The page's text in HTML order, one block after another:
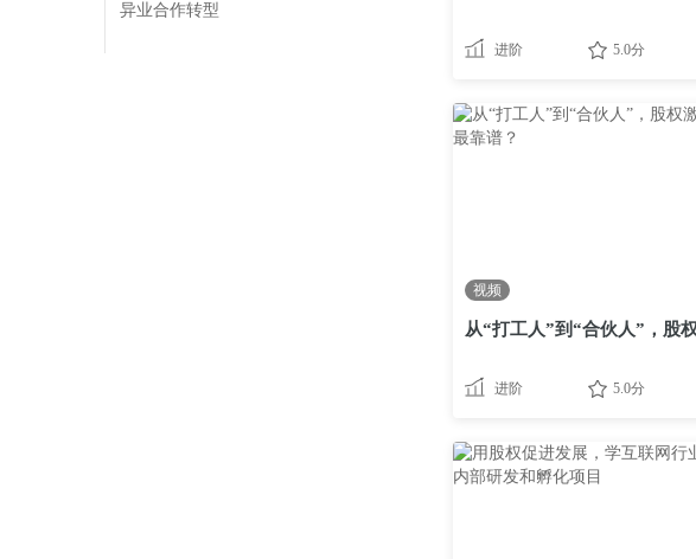
异业合作转型
进阶 5.0分
视频
进阶 5.0分